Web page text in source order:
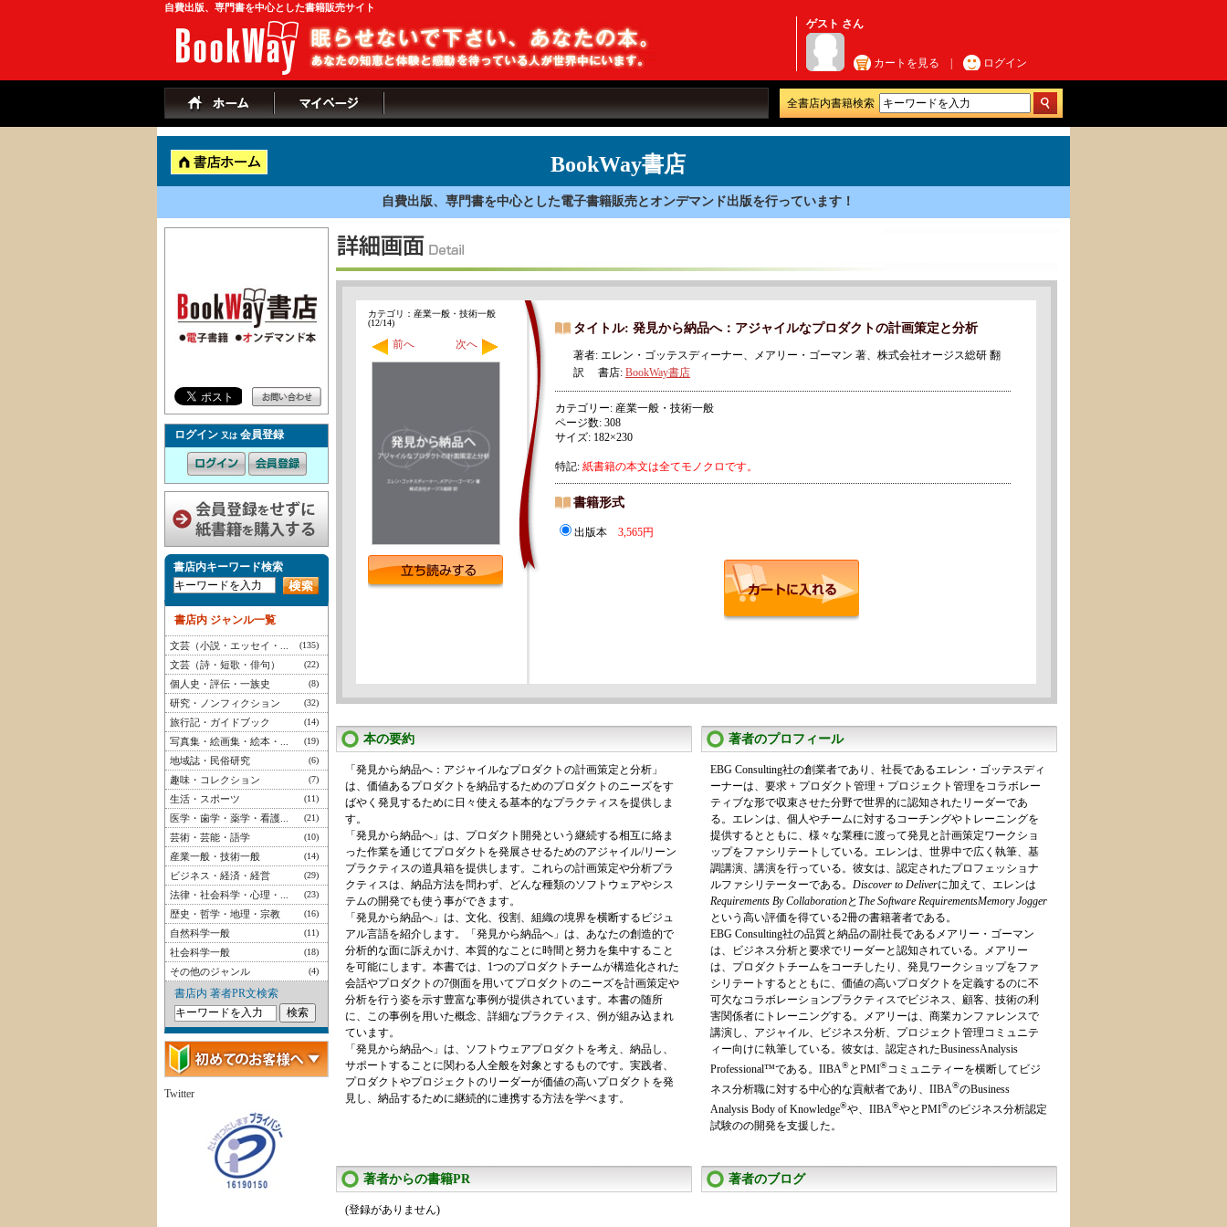
自費出版、専門書を中心とした書籍販売サイト
ゲスト さん
カートを見る ログイン
全書店内書籍検索
BookWay書店
自費出版、専門書を中心とした電子書籍販売とオンデマンド出版を行っています！
ログイン 又は 会員登録
書店内キーワード検索
書店内 ジャンル一覧
文芸（小説・エッセイ・... (135)
文芸（詩・短歌・俳句） (22)
個人史・評伝・一族史 (8)
研究・ノンフィクション (32)
旅行記・ガイドブック (14)
写真集・絵画集・絵本・... (19)
地域誌・民俗研究 (6)
趣味・コレクション (7)
生活・スポーツ (11)
医学・歯学・薬学・看護... (21)
芸術・芸能・語学 (10)
産業一般・技術一般 (14)
ビジネス・経済・経営 (29)
法律・社会科学・心理・... (23)
歴史・哲学・地理・宗教 (16)
自然科学一般 (11)
社会科学一般 (18)
その他のジャンル (4)
書店内 著者PR文検索
Twitter
カテゴリ：産業一般・技術一般
(12/14)
前へ 次へ
タイトル: 発見から納品へ：アジャイルなプロダクトの計画策定と分析
著者: エレン・ゴッテスディーナー、メアリー・ゴーマン 著、株式会社オージス総研 翻
訳 書店: BookWay書店
カテゴリー: 産業一般・技術一般
ページ数: 308
サイズ: 182×230
特記: 紙書籍の本文は全てモノクロです。
書籍形式
出版本 3,565円
本の要約
「発見から納品へ：アジャイルなプロダクトの計画策定と分析」
は、価値あるプロダクトを納品するためのプロダクトのニーズをす
ばやく発見するために日々使える基本的なプラクティスを提供しま
す。
「発見から納品へ」は、プロダクト開発という継続する相互に絡ま
った作業を通じてプロダクトを発展させるためのアジャイル/リーン
プラクティスの道具箱を提供します。これらの計画策定や分析プラ
クティスは、納品方法を問わず、どんな種類のソフトウェアやシス
テムの開発でも使う事ができます。
「発見から納品へ」は、文化、役割、組織の境界を横断するビジュ
アル言語を紹介します。「発見から納品へ」は、あなたの創造的で
分析的な面に訴えかけ、本質的なことに時間と努力を集中すること
を可能にします。本書では、1つのプロダクトチームが構造化された
会話やプロダクトの7側面を用いてプロダクトのニーズを計画策定や
分析を行う姿を示す豊富な事例が提供されています。本書の随所
に、この事例を用いた概念、詳細なプラクティス、例が組み込まれ
ています。
「発見から納品へ」は、ソフトウェアプロダクトを考え、納品し、
サポートすることに関わる人全般を対象とするものです。実践者、
プロダクトやプロジェクトのリーダーが価値の高いプロダクトを発
見し、納品するために継続的に連携する方法を学べます。
著者のプロフィール
EBG Consulting社の創業者であり、社長であるエレン・ゴッテスディ
ーナーは、要求 + プロダクト管理 + プロジェクト管理をコラボレー
ティブな形で収束させた分野で世界的に認知されたリーダーであ
る。エレンは、個人やチームに対するコーチングやトレーニングを
提供するとともに、様々な業種に渡って発見と計画策定ワークショ
ップをファシリテートしている。エレンは、世界中で広く執筆、基
調講演、講演を行っている。彼女は、認定されたプロフェッショナ
ルファシリテーターである。 Discover to Deliverに加えて、エレンは
Requirements By CollaborationとThe Software RequirementsMemory Jogger
という高い評価を得ている2冊の書籍著者である。
EBG Consulting社の品質と納品の副社長であるメアリー・ゴーマン
は、ビジネス分析と要求でリーダーと認知されている。メアリー
は、プロダクトチームをコーチしたり、発見ワークショップをファ
シリテートするとともに、価値の高いプロダクトを定義するのに不
可欠なコラボレーションプラクティスでビジネス、顧客、技術の利
害関係者にトレーニングする。メアリーは、商業カンファレンスで
講演し、アジャイル、ビジネス分析、プロジェクト管理コミュニテ
ィー向けに執筆している。彼女は、認定されたBusinessAnalysis
Professional™である。IIBA®とPMI®コミュニティーを横断してビジ
ネス分析職に対する中心的な貢献者であり、IIBA®のBusiness
Analysis Body of Knowledge®や、IIBA®やとPMI®のビジネス分析認定
試験のの開発を支援した。
著者からの書籍PR
(登録がありません)
著者のブログ